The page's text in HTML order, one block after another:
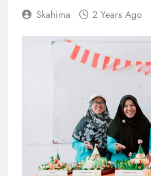
Skahima 2 Years Ago